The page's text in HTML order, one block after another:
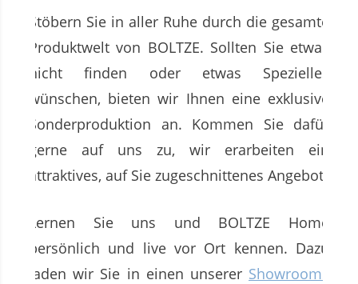
Stöbern Sie in aller Ruhe durch die gesamte
Produktwelt von BOLTZE. Sollten Sie etwas
nicht finden oder etwas Spezielles
wünschen, bieten wir Ihnen eine exklusive
Sonderproduktion an. Kommen Sie dafür
gerne auf uns zu, wir erarbeiten ein
attraktives, auf Sie zugeschnittenes Angebot.
Lernen Sie uns und BOLTZE Home
persönlich und live vor Ort kennen. Dazu
laden wir Sie in einen unserer Showrooms